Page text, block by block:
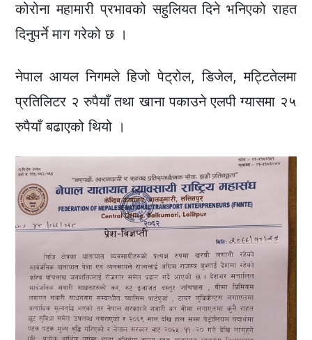
कोरोना महामारी प्रभावको सहुलियत दिने भनिएको राहत
दिनुपर्ने माग गरेको छ ।
नेपाल आयल निगमले हिजो पेट्रोल, डिजेल, मट्टितेलमा
प्रतिलिटर २ रुपैयाँ तथा खाना पकाउने एलपी ग्यासमा २५
रुपैयाँ बढाएको थियो ।